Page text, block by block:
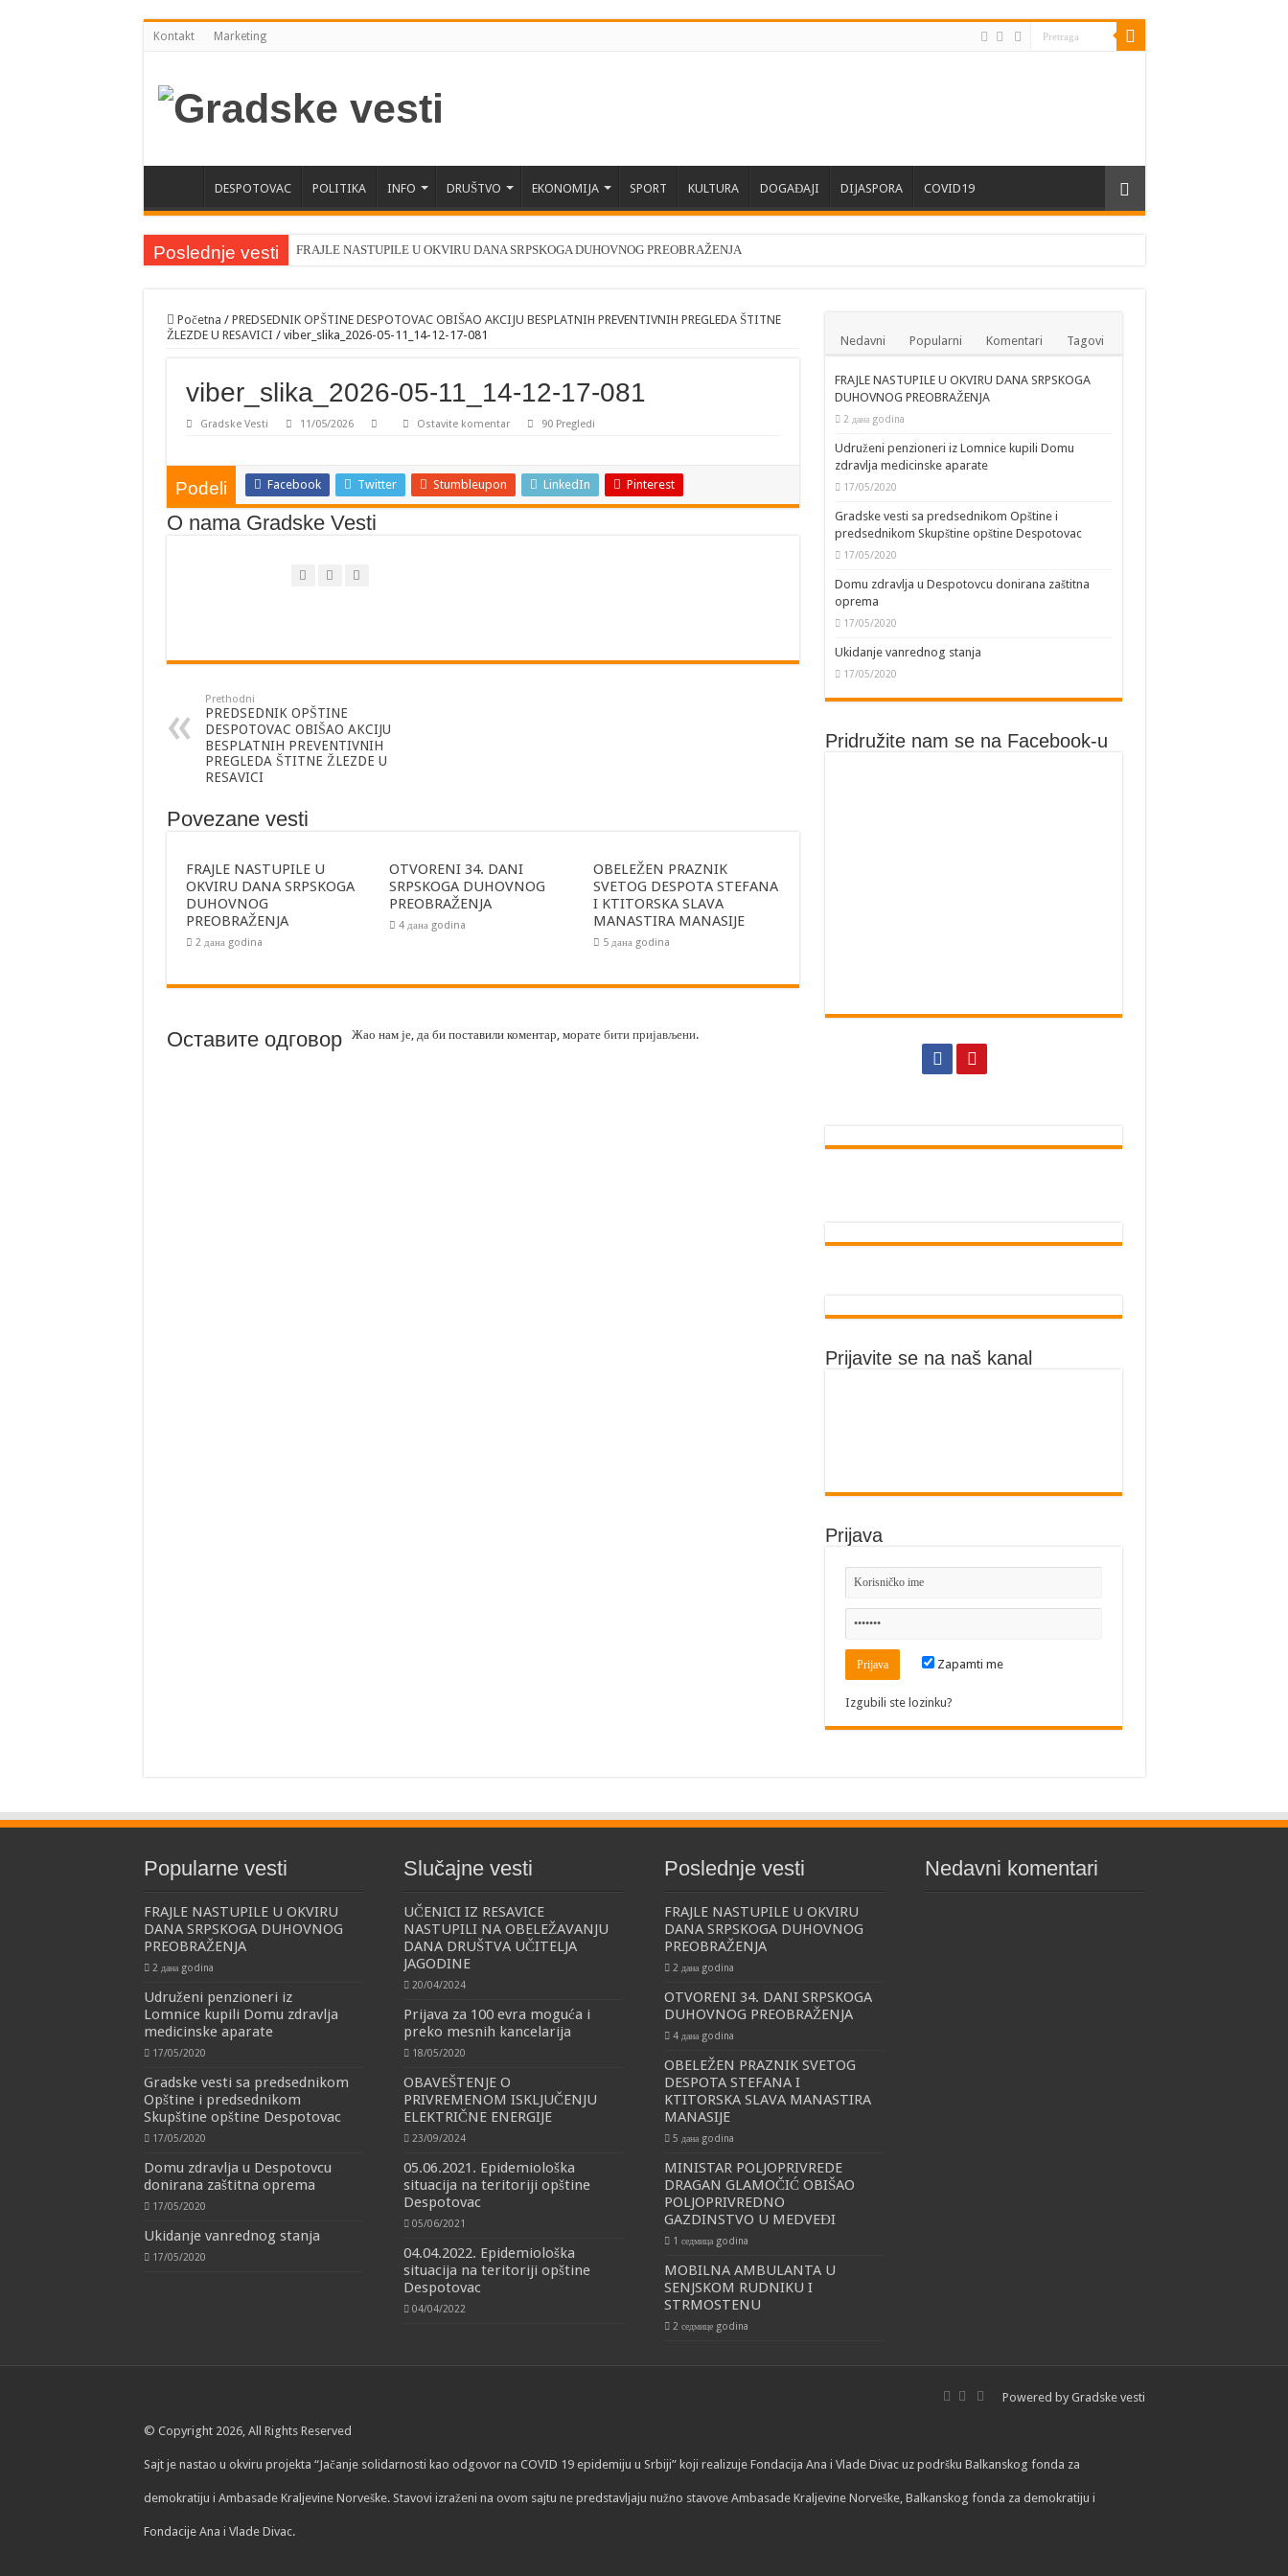
Kontakt Marketing
DESPOTOVAC POLITIKA INFO DRUŠTVO EKONOMIJA SPORT KULTURA DOGAĐAJI DIJASPORA COVID19
Poslednje vesti FRAJLE NASTUPILE U OKVIRU DANA SRPSKOGA DUHOVNOG PREOBRAŽENJA
OBELEŽEN PRAZNIK SVETOG DESPOTA STEFANA I KTITORSKA SLAVA MANASTIRA MANASIJE
MINISTAR POLJOPRIVREDE DRAGAN GLAMOČIĆ OBIŠAO POLJOPRIVREDNO GAZDINSTVO U MEDVEĐI
OBELEŽENA GRADSKA SLAVA – SVETI PROKOPIJE
PREDSEDNIK OPŠTINE OBIŠAO RADOVE U STENJEVCU I VELIKOM POPOVIĆU
U HIDROKOMPLEKSU “LISINE” ODRŽANA REGIONALNA RADIONICA O STRATEŠKOM PLANIRANJU JAVNOG ZDRAVLJA
POTPISAN UGOVOR ZA ORGANIZACIJU MANIFESTACIJE “MIHOLJSKI SUSRETI SELA” U SLADAJI
JP “RESAVSKA PEĆINA” NA PREDSTAVLJANJU PLATFORME “SELA SRBIJE”
Početna / PREDSEDNIK OPŠTINE DESPOTOVAC OBIŠAO AKCIJU BESPLATNIH PREVENTIVNIH PREGLEDA ŠTITNE
ŽLEZDE U RESAVICI / viber_slika_2026-05-11_14-12-17-081
viber_slika_2026-05-11_14-12-17-081
Gradske Vesti 11/05/2026 Ostavite komentar 90 Pregledi
Podeli Facebook Twitter Stumbleupon LinkedIn Pinterest
O nama Gradske Vesti
Prethodni
PREDSEDNIK OPŠTINE
DESPOTOVAC OBIŠAO AKCIJU
BESPLATNIH PREVENTIVNIH
PREGLEDA ŠTITNE ŽLEZDE U
RESAVICI
Povezane vesti
FRAJLE NASTUPILE U
OKVIRU DANA SRPSKOGA
DUHOVNOG
PREOBRAŽENJA
2 дана godina
OTVORENI 34. DANI
SRPSKOGA DUHOVNOG
PREOBRAŽENJA
4 дана godina
OBELEŽEN PRAZNIK
SVETOG DESPOTA STEFANA
I KTITORSKA SLAVA
MANASTIRA MANASIJE
5 дана godina
Оставите одговор Жао нам је, да би поставили коментар, морате бити пријављени.
Nedavni Popularni Komentari Tagovi
FRAJLE NASTUPILE U OKVIRU DANA SRPSKOGA
DUHOVNOG PREOBRAŽENJA
2 дана godina
Udruženi penzioneri iz Lomnice kupili Domu
zdravlja medicinske aparate
17/05/2020
Gradske vesti sa predsednikom Opštine i
predsednikom Skupštine opštine Despotovac
17/05/2020
Domu zdravlja u Despotovcu donirana zaštitna
oprema
17/05/2020
Ukidanje vanrednog stanja
17/05/2020
Pridružite nam se na Facebook-u
Prijavite se na naš kanal
Prijava
Zapamti me
Izgubili ste lozinku?
Popularne vesti
FRAJLE NASTUPILE U OKVIRU
DANA SRPSKOGA DUHOVNOG
PREOBRAŽENJA
2 дана godina
Udruženi penzioneri iz
Lomnice kupili Domu zdravlja
medicinske aparate
17/05/2020
Gradske vesti sa predsednikom
Opštine i predsednikom
Skupštine opštine Despotovac
17/05/2020
Domu zdravlja u Despotovcu
donirana zaštitna oprema
17/05/2020
Ukidanje vanrednog stanja
17/05/2020
Slučajne vesti
UČENICI IZ RESAVICE
NASTUPILI NA OBELEŽAVANJU
DANA DRUŠTVA UČITELJA
JAGODINE
20/04/2024
Prijava za 100 evra moguća i
preko mesnih kancelarija
18/05/2020
OBAVEŠTENJE O
PRIVREMENOM ISKLJUČENJU
ELEKTRIČNE ENERGIJE
23/09/2024
05.06.2021. Epidemiološka
situacija na teritoriji opštine
Despotovac
05/06/2021
04.04.2022. Epidemiološka
situacija na teritoriji opštine
Despotovac
04/04/2022
Poslednje vesti
FRAJLE NASTUPILE U OKVIRU
DANA SRPSKOGA DUHOVNOG
PREOBRAŽENJA
2 дана godina
OTVORENI 34. DANI SRPSKOGA
DUHOVNOG PREOBRAŽENJA
4 дана godina
OBELEŽEN PRAZNIK SVETOG
DESPOTA STEFANA I
KTITORSKA SLAVA MANASTIRA
MANASIJE
5 дана godina
MINISTAR POLJOPRIVREDE
DRAGAN GLAMOČIĆ OBIŠAO
POLJOPRIVREDNO
GAZDINSTVO U MEDVEĐI
1 седмица godina
MOBILNA AMBULANTA U
SENJSKOM RUDNIKU I
STRMOSTENU
2 седмице godina
Nedavni komentari
Powered by Gradske vesti
© Copyright 2026, All Rights Reserved
Sajt je nastao u okviru projekta “Jačanje solidarnosti kao odgovor na COVID 19 epidemiju u Srbiji” koji realizuje Fondacija Ana i Vlade Divac uz podršku Balkanskog fonda za
demokratiju i Ambasade Kraljevine Norveške. Stavovi izraženi na ovom sajtu ne predstavljaju nužno stavove Ambasade Kraljevine Norveške, Balkanskog fonda za demokratiju i
Fondacije Ana i Vlade Divac.